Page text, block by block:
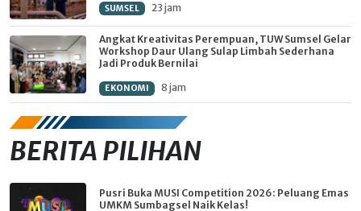
SUMSEL 23 jam
Angkat Kreativitas Perempuan, TUW Sumsel Gelar
Workshop Daur Ulang Sulap Limbah Sederhana
Jadi Produk Bernilai
EKONOMI 8 jam
BERITA PILIHAN
Pusri Buka MUSI Competition 2026: Peluang Emas
UMKM Sumbagsel Naik Kelas!